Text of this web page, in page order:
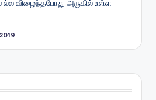
விழைந்தபோது அருகில் உள்ள